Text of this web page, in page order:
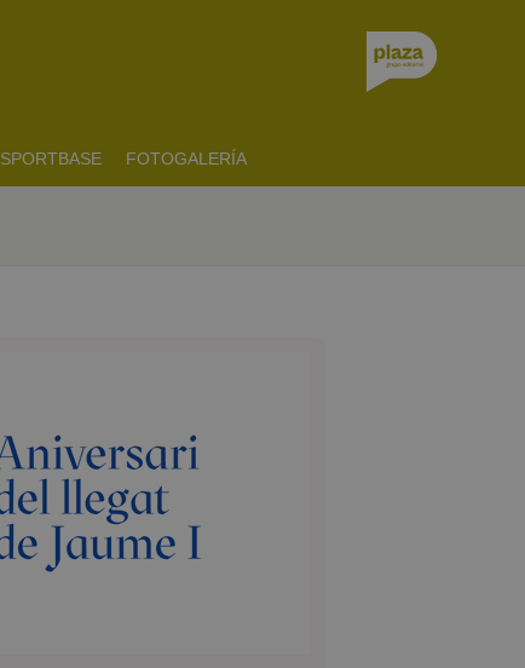
FOTOGALERÍA